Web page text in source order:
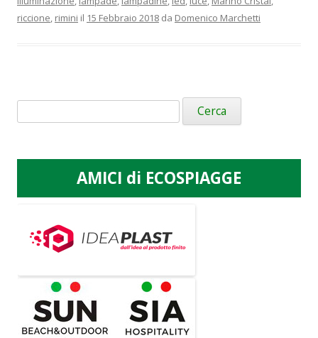
riccione, rimini il 15 Febbraio 2018 da Domenico Marchetti
Ricerca
per:
AMICI di ECOSPIAGGE